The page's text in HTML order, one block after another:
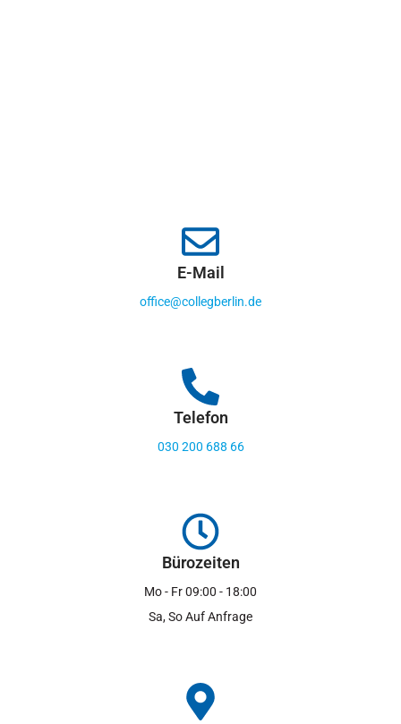
E-Mail
office@collegberlin.de
Telefon
030 200 688 66
Bürozeiten
Mo - Fr 09:00 - 18:00
Sa, So Auf Anfrage